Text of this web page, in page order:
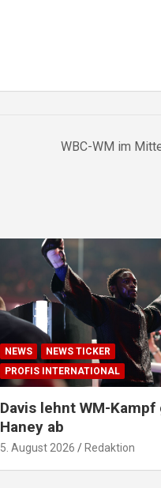
WBC-WM im
NEWS
NEWS TICKER
PROFIS INTERNATIONAL
Davis lehnt WM-Kampf
Haney ab
5. August 2026 Redaktion